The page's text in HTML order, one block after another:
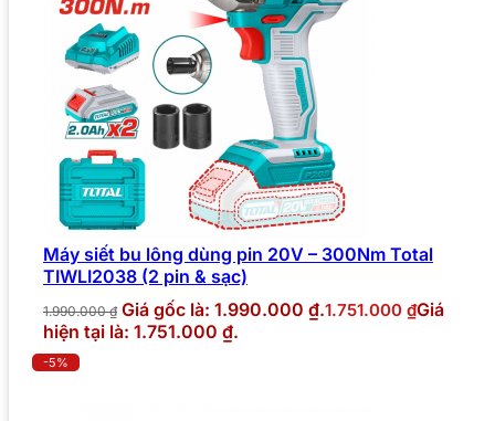
Máy siết bu lông dùng pin 20V – 300Nm Total
TIWLI2038 (2 pin & sạc)
1.990.000₫ Giá gốc là: 1.990.000 ₫.1.751.000 ₫Giá
hiện tại là: 1.751.000 ₫.
-5%